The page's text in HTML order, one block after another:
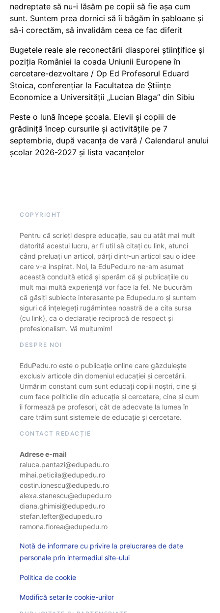
nedreptate să nu-i lăsăm pe copii să fie așa cum
sunt. Suntem prea dornici să îi băgăm în șabloane și
să-i corectăm, să invalidăm ceea ce fac diferit
Bugetele reale ale reconectării diasporei științifice și
poziția României la coada Uniunii Europene în
cercetare-dezvoltare / Op Ed Profesorul Eduard
Stoica, conferențiar la Facultatea de Științe
Economice a Universității „Lucian Blaga” din Sibiu
Peste o lună începe școala. Elevii și copiii de
grădiniță încep cursurile și activitățile pe 7
septembrie, după vacanța de vară / Calendarul anului
școlar 2026-2027 și lista vacanțelor
COPYRIGHT
Pentru că scrieți despre educație, sau cu atât mai mult
datorită acestui lucru, ar fi util să citați cu link, atunci
când preluați un articol, părți dintr-un articol sau o idee
care v-a inspirat. Noi, la EduPedu.ro ne-am asumat
această conduită etică și sperăm că și publicațiile cu
mult mai multă experiență vor face la fel. Ne bucurăm
că găsiți subiecte interesante pe Edupedu.ro și suntem
siguri că înțelegeți rugămintea noastră de a cita sursa
(cu link), ca o declarație reciprocă de respect și
profesionalism. Vă mulțumim!
DESPRE NOI
EduPedu.ro este o publicație online care găzduiește
exclusiv articole din domeniul educației și cercetării.
Urmărim constant cum sunt educați copiii noștri, cine și
cum face politicile din educație și cercetare, cine și cum
îi formează pe profesori, cât de adecvate la lumea în
care trăim sunt sistemele de educație și cercetare.
CONTACT REDACȚIE
Adrese e-mail
raluca.pantazi@edupedu.ro
mihai.peticila@edupedu.ro
costin.ionescu@edupedu.ro
alexa.stanescu@edupedu.ro
diana.ghimisi@edupedu.ro
stefan.lefter@edupedu.ro
ramona.florea@edupedu.ro
Notă de informare cu privire la prelucrarea de date
personale prin intermediul site-ului
Politica de cookie
Modifică setarile cookie-urilor